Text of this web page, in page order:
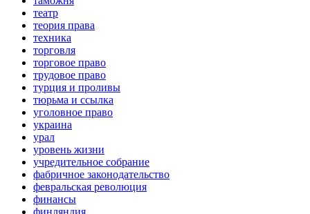
театр
теория права
техника
торговля
торговое право
трудовое право
турция и проливы
тюрьма и ссылка
уголовное право
украина
урал
уровень жизни
учредительное собрание
фабричное законодательство
февральская революция
финансы